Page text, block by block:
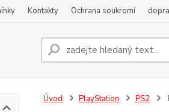
Kontakty Ochrana soukromí
Úvod PlayStation PS2